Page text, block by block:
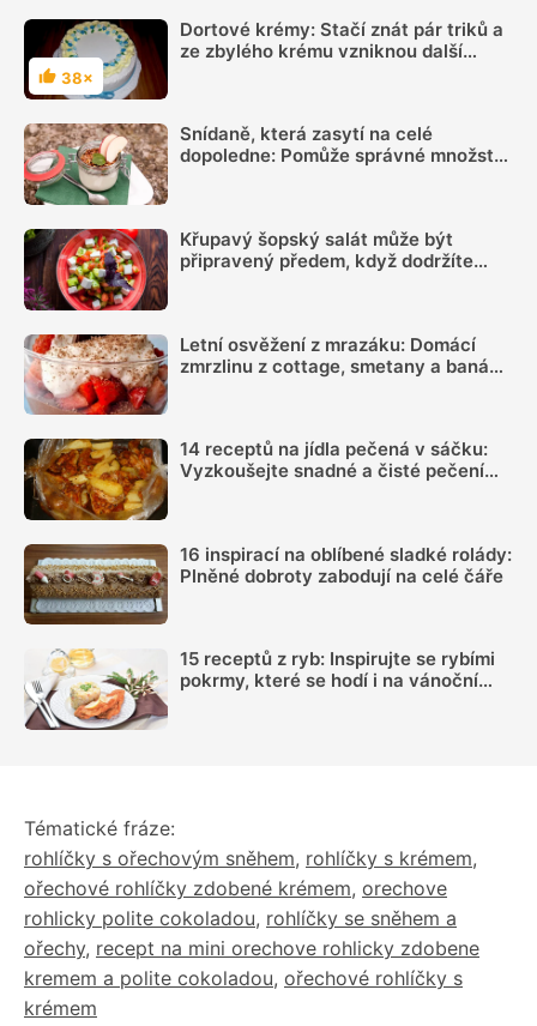
Hodnocení
38×
Dortové krémy: Stačí znát pár triků a
ze zbylého krému vzniknou další
Snídaně, která zasytí na celé
dopoledne: Pomůže správné množství
Křupavý šopský salát může být
připravený předem, když dodržíte
Letní osvěžení z mrazáku: Domácí
zmrzlinu z cottage, smetany a banánu
14 receptů na jídla pečená v sáčku:
Vyzkoušejte snadné a čisté pečení
16 inspirací na oblíbené sladké rolády:
Plněné dobroty zabodují na celé čáře
15 receptů z ryb: Inspirujte se rybími
pokrmy, které se hodí i na vánoční
Tématické fráze:
rohlíčky s ořechovým sněhem, rohlíčky s krémem,
ořechové rohlíčky zdobené krémem, orechove
rohlicky polite cokoladou, rohlíčky se sněhem a
ořechy, recept na mini orechove rohlicky zdobene
kremem a polite cokoladou, ořechové rohlíčky s
krémem